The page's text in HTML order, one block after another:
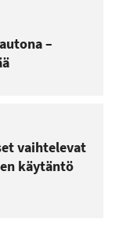
–
vaihtelevat
käytäntö